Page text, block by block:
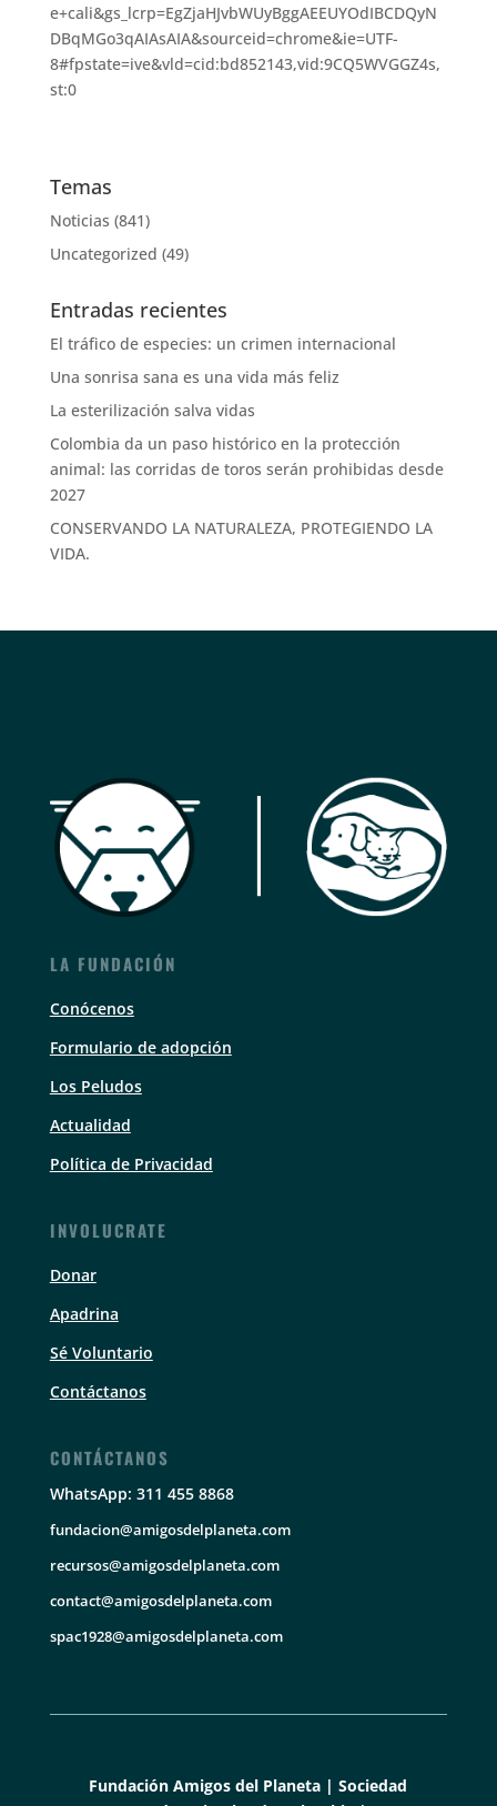
e+cali&gs_lcrp=EgZjaHJvbWUyBggAEEUYOdIBCDQyN
DBqMGo3qAIAsAIA&sourceid=chrome&ie=UTF-
8#fpstate=ive&vld=cid:bd852143,vid:9CQ5WVGGZ4s,
st:0
Temas
Noticias (841)
Uncategorized (49)
Entradas recientes
El tráfico de especies: un crimen internacional
Una sonrisa sana es una vida más feliz
La esterilización salva vidas
Colombia da un paso histórico en la protección
animal: las corridas de toros serán prohibidas desde
2027
CONSERVANDO LA NATURALEZA, PROTEGIENDO LA
VIDA.
LA FUNDACIÓN
Conócenos
Formulario de adopción
Los Peludos
Actualidad
Política de Privacidad
INVOLUCRATE
Donar
Apadrina
Sé Voluntario
Contáctanos
CONTÁCTANOS
WhatsApp: 311 455 8868
fundacion@amigosdelplaneta.com
recursos@amigosdelplaneta.com
contact@amigosdelplaneta.com
spac1928@amigosdelplaneta.com
Fundación Amigos del Planeta | Sociedad